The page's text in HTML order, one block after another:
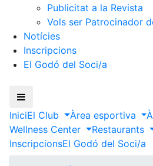
Publicitat a la Revista
Vols ser Patrocinador
Notícies
Inscripcions
El Godó del Soci/a
IniciEl Club Àrea esportiva
Wellness Center
Restaurants
InscripcionsEl Godó del Soci/a